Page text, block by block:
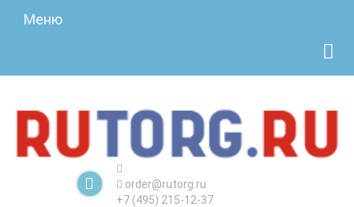
Меню
order@rutorg.ru
+7 (495) 215-12-37